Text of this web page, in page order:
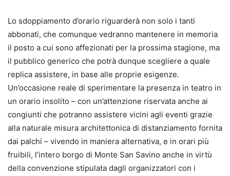
Lo sdoppiamento d’orario riguarderà non solo i tanti
abbonati, che comunque vedranno mantenere in memoria
il posto a cui sono affezionati per la prossima stagione, ma
il pubblico generico che potrà dunque scegliere a quale
replica assistere, in base alle proprie esigenze.
Un’occasione reale di sperimentare la presenza in teatro in
un orario insolito – con un’attenzione riservata anche ai
congiunti che potranno assistere vicini agli eventi grazie
alla naturale misura architettonica di distanziamento fornita
dai palchi – vivendo in maniera alternativa, e in orari più
fruibili, l’intero borgo di Monte San Savino anche in virtù
della convenzione stipulata dagli organizzatori con i